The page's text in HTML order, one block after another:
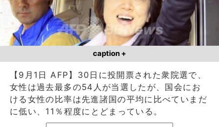
caption +
【9月1日 AFP】30日に投開票された衆院選で、
女性は過去最多の54人が当選したが、国会にお
ける女性の比率は先進諸国の平均に比べていまだ
に低い、11％程度にとどまっている。